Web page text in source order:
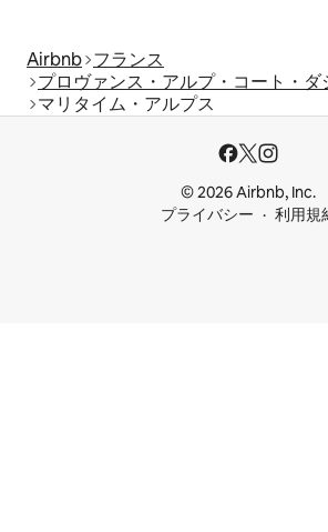
Airbnb フランス
プロヴァンス・アルプ・コート・ダ
マリタイム・アルプス
© 2026 Airbnb, Inc.
プライバシー
利用規